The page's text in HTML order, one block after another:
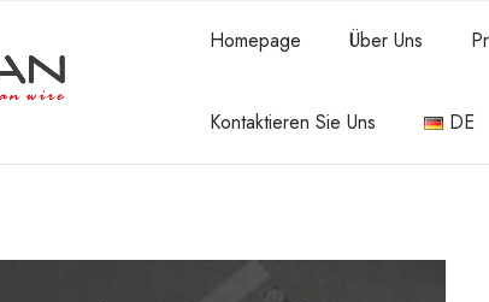
Homepage Über Uns
Kontaktieren Sie Uns DE